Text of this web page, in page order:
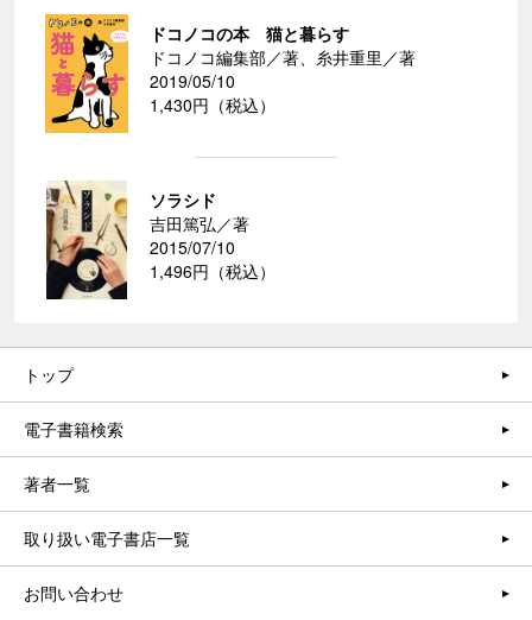
ドコノコの本 猫と暮らす
ドコノコ編集部／著、糸井重里／著
2019/05/10
1,430円（税込）
ソラシド
吉田篤弘／著
2015/07/10
1,496円（税込）
トップ
電子書籍検索
著者一覧
取り扱い電子書店一覧
お問い合わせ